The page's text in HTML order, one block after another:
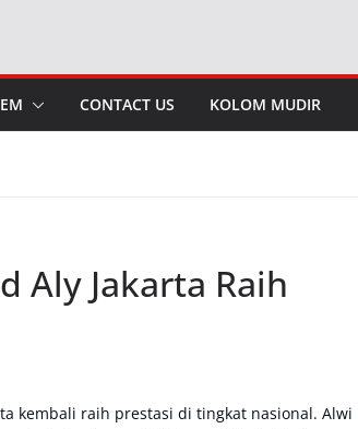
CONTACT US KOLOM MUDIR
Aly Jakarta Raih
kembali raih prestasi di tingkat nasional. Alwi